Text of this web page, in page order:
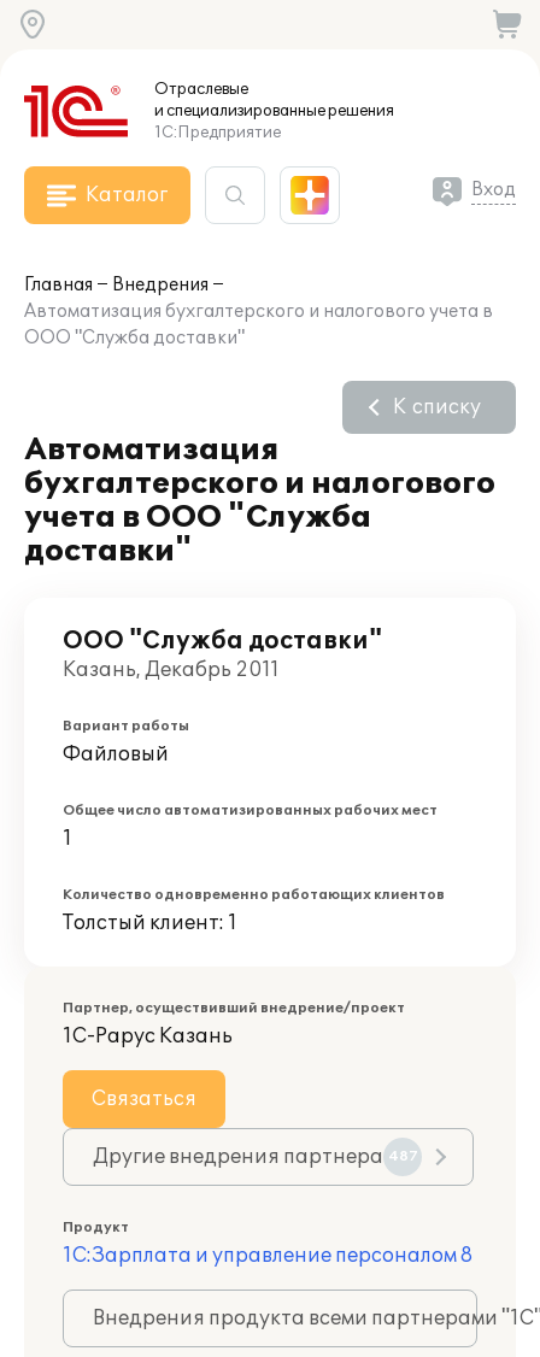
Отраслевые
и специализированныерешения
1С:Предприятие
Каталог Вход
Главная
Внедрения
Автоматизация бухгалтерского и налогового учета в
ООО "Служба доставки"
Автоматизация
бухгалтерского и налогового
учета в ООО "Служба
доставки"
К списку
ООО "Служба доставки"
Казань, Декабрь 2011
Вариант работы
Файловый
Общее число автоматизированных рабочих мест
1
Количество одновременно работающих клиентов
Толстый клиент: 1
Партнер, осуществивший внедрение/проект
1С-Рарус Казань
Связаться
Другие внедрения партнера 487
Продукт
1С:Зарплата и управление персоналом 8
Внедрения продукта всеми партнерами